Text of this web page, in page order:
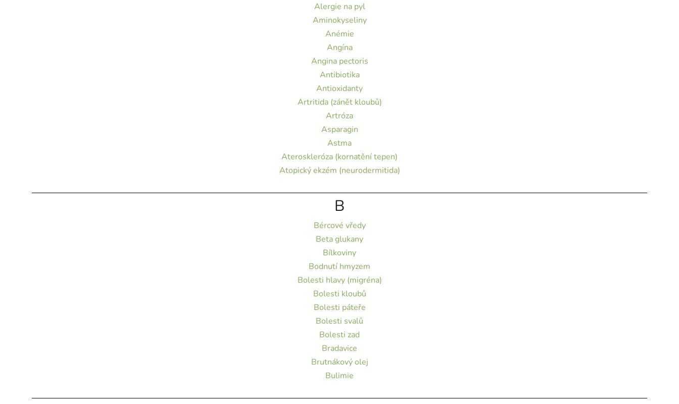
Alergie na pyl
Aminokyseliny
Anémie
Angína
Angina pectoris
Antibiotika
Antioxidanty
Artritida (zánět kloubů)
Artróza
Asparagin
Astma
Ateroskleróza (kornatění tepen)
Atopický ekzém (neurodermitida)
B
Bércové vředy
Beta glukany
Bílkoviny
Bodnutí hmyzem
Bolesti hlavy (migréna)
Bolesti kloubů
Bolesti páteře
Bolesti svalů
Bolesti zad
Bradavice
Brutnákový olej
Bulimie